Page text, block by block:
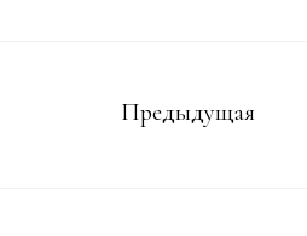
Предыдущая